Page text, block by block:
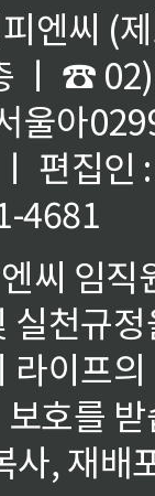
엔씨 (
ㅣ ☎
울아
편집인
4681
씨 임
실천규
라이프
호를
사, 재배